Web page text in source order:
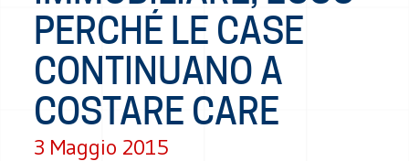
PERCHÉ LE CASE
CONTINUANO A
COSTARE CARE
3 Maggio 2015